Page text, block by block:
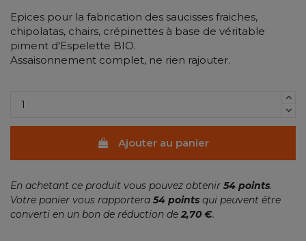
Epices pour la fabrication des saucisses fraiches,
chipolatas, chairs, crépinettes à base de véritable
piment d'Espelette BIO.
Assaisonnement complet, ne rien rajouter.
Ajouter au panier
En achetant ce produit vous pouvez obtenir 54 points.
Votre panier vous rapportera 54 points qui peuvent être
converti en un bon de réduction de 2,70 €.